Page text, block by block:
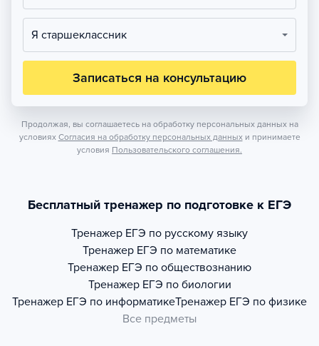
Я старшеклассник
Записаться на консультацию
Продолжая, вы соглашаетесь на обработку персональных данных на
условиях Согласия на обработку персональных данных и принимаете
условия Пользовательского соглашения.
Бесплатный тренажер по подготовке к ЕГЭ
Тренажер ЕГЭ по русскому языку
Тренажер ЕГЭ по математике
Тренажер ЕГЭ по обществознанию
Тренажер ЕГЭ по биологии
Тренажер ЕГЭ по информатикеТренажер ЕГЭ по физике
Все предметы